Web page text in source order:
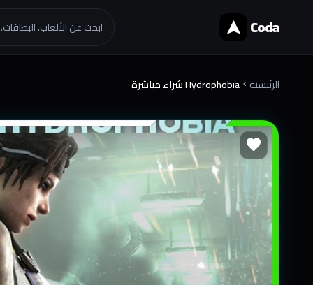
Coda ابحث عن الألعاب،
الرئيسية chevron_right Hydrophobia شراء مباشرة
favorite